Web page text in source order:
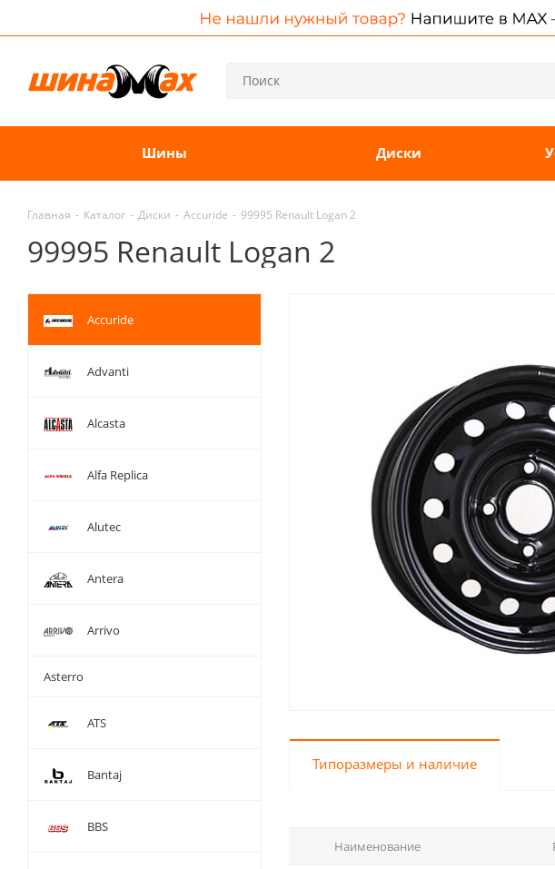
Шины Диски
Главная - Каталог - Диски - Accuride - 99995 Renault Logan 2
99995 Renault Logan 2
Типоразмеры и наличие
Наименование
Accuride
Advanti
Alcasta
Alfa Replica
Alutec
Antera
Arrivo
Asterro
ATS
Bantaj
BBS